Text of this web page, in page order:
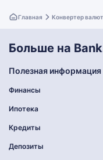
Главная Конвертер валют
Больше на
Полезная информация
Финансы
Ипотека
Кредиты
Депозиты